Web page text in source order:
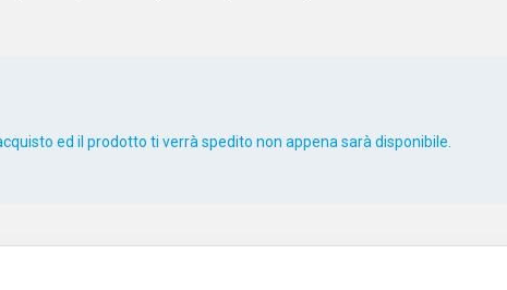
ed il prodotto ti verrà spedito non appena sarà disponibile.